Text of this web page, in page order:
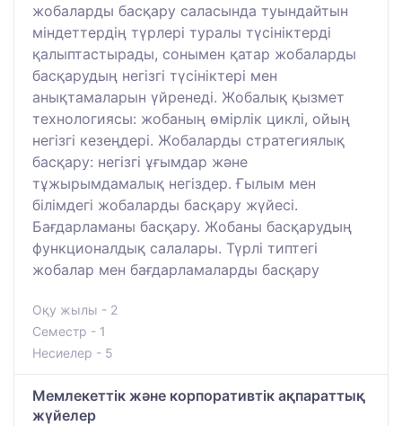
жобаларды басқару саласында туындайтын
міндеттердің түрлері туралы түсініктерді
қалыптастырады, сонымен қатар жобаларды
басқарудың негізгі түсініктері мен
анықтамаларын үйренеді. Жобалық қызмет
технологиясы: жобаның өмірлік циклі, ойың
негізгі кезеңдері. Жобаларды стратегиялық
басқару: негізгі ұғымдар және
тұжырымдамалық негіздер. Ғылым мен
білімдегі жобаларды басқару жүйесі.
Бағдарламаны басқару. Жобаны басқарудың
функционалдық салалары. Түрлі типтегі
жобалар мен бағдарламаларды басқару
Оқу жылы - 2
Семестр - 1
Несиелер - 5
Мемлекеттік және корпоративтік ақпараттық
жүйелер